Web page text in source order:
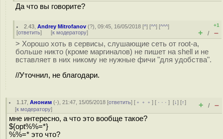
Да что вы говорите?
2.43 ,Andrey Mitrofanov (?), 09:45, 16/05/2018 [^] [^^] [^^^]
[ответить] [к модератору]
+1
+ / –
> Хорошо хоть в сервисы, слушающие сеть от root-а,
больше никто (кроме маргиналов) не пишет на shell и не
вставляет в них никому не нужные фичи "для удобства".
//Уточнил, не благодари.
1.17 ,Аноним (-), 21:47, 15/05/2018 [ответить] [ ﹢﹢﹢] [ · · ·][↓] [↑]
[к модератору] + / –
мне интересно, а что это вообще такое?
${opt%%=*}
%%=* это что?